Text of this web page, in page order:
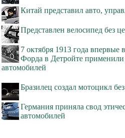
Китай представил авто,
Представлен велосипед без
7 октября 1913 года впервые
Форда в Детройте применили
автомобилей
Бразилец создал мотоцикл
Германия приняла свод
автомобилей